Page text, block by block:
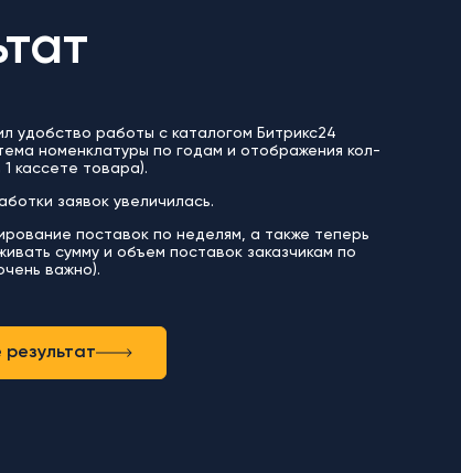
удобство работы с каталогом Битрикс24
номенклатуры по годам и отображения кол-
кассете товара).
заявок увеличилась.
поставок по неделям, а также теперь
сумму и объем поставок заказчикам по
важно).
результат